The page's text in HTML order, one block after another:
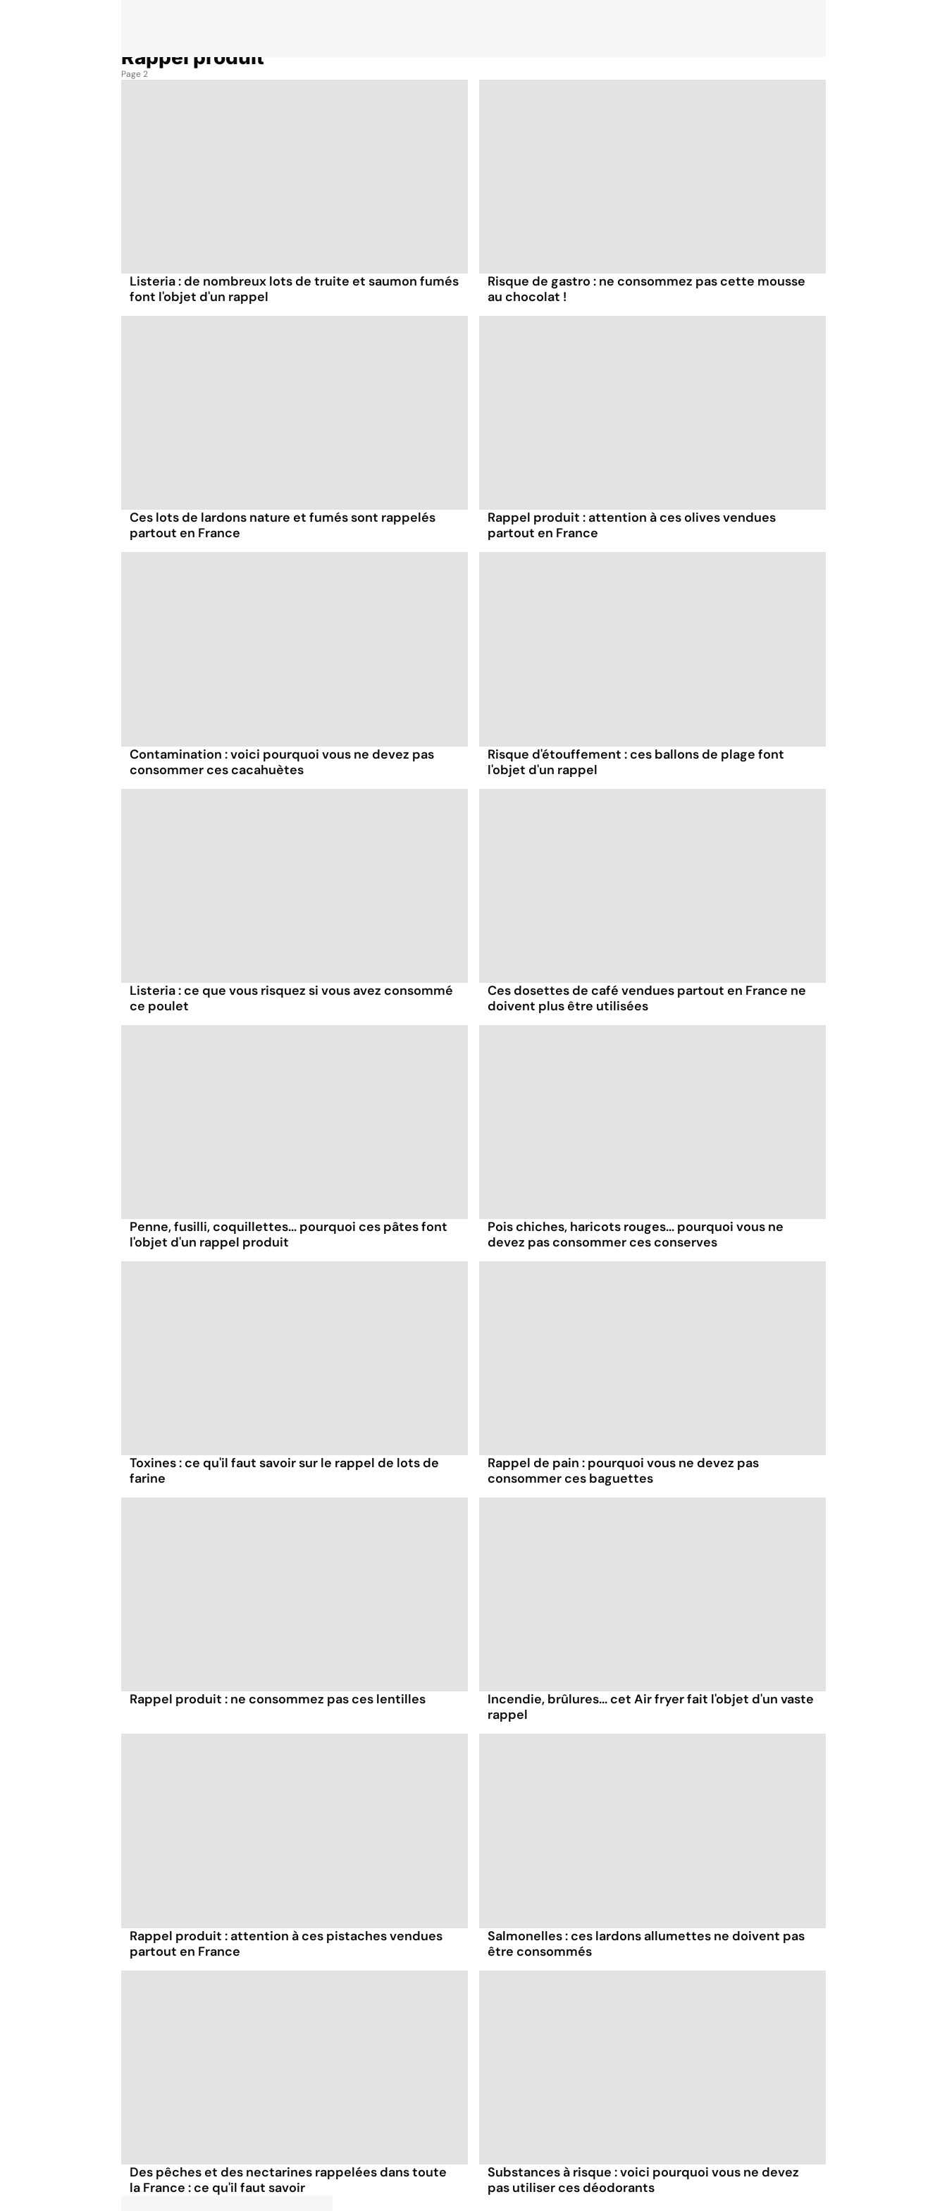
Rappel produit
Page 2
Listeria : de nombreux lots de truite et saumon fumés
font l'objet d'un rappel
Risque de gastro : ne consommez pas cette mousse
au chocolat !
Ces lots de lardons nature et fumés sont rappelés
partout en France
Rappel produit : attention à ces olives vendues
partout en France
Contamination : voici pourquoi vous ne devez pas
consommer ces cacahuètes
Risque d'étouffement : ces ballons de plage font
l'objet d'un rappel
Listeria : ce que vous risquez si vous avez consommé
ce poulet
Ces dosettes de café vendues partout en France ne
doivent plus être utilisées
Penne, fusilli, coquillettes... pourquoi ces pâtes font
l'objet d'un rappel produit
Pois chiches, haricots rouges... pourquoi vous ne
devez pas consommer ces conserves
Toxines : ce qu'il faut savoir sur le rappel de lots de
farine
Rappel de pain : pourquoi vous ne devez pas
consommer ces baguettes
Rappel produit : ne consommez pas ces lentilles
Incendie, brûlures... cet Air fryer fait l'objet d'un vaste
rappel
Rappel produit : attention à ces pistaches vendues
partout en France
Salmonelles : ces lardons allumettes ne doivent pas
être consommés
Des pêches et des nectarines rappelées dans toute
la France : ce qu'il faut savoir
Substances à risque : voici pourquoi vous ne devez
pas utiliser ces déodorants